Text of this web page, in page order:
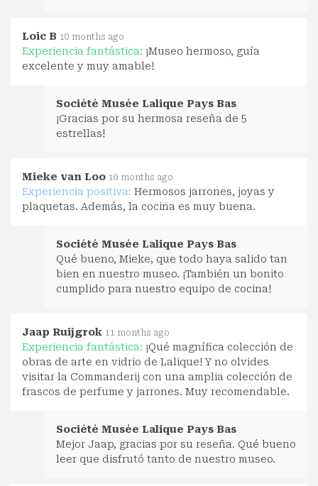
Loic B 10 months ago
Experiencia fantástica: ¡Museo hermoso, guía
excelente y muy amable!
Société Musée Lalique Pays Bas
¡Gracias por su hermosa reseña de 5
estrellas!
Mieke van Loo 10 months ago
Experiencia positiva: Hermosos jarrones, joyas y
plaquetas. Además, la cocina es muy buena.
Société Musée Lalique Pays Bas
Qué bueno, Mieke, que todo haya salido tan
bien en nuestro museo. ¡También un bonito
cumplido para nuestro equipo de cocina!
Jaap Ruijgrok 11 months ago
Experiencia fantástica: ¡Qué magnífica colección de
obras de arte en vidrio de Lalique! Y no olvides
visitar la Commanderij con una amplia colección de
frascos de perfume y jarrones. Muy recomendable.
Société Musée Lalique Pays Bas
Mejor Jaap, gracias por su reseña. Qué bueno
leer que disfrutó tanto de nuestro museo.